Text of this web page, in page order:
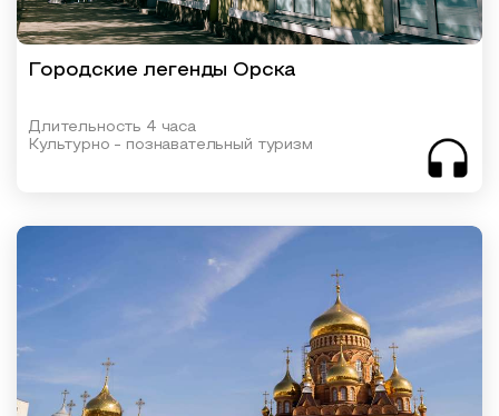
Городские легенды Орска
Длительность 4 часа
Культурно - познавательный туризм